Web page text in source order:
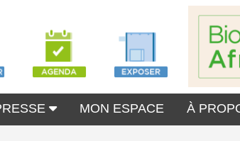
MON ESPACE À